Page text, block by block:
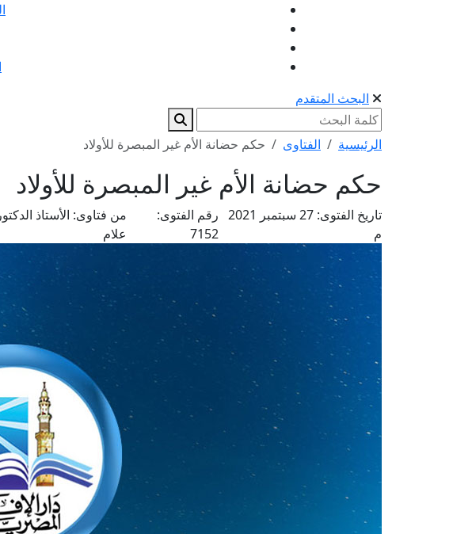
البحث المتقدم
الرئيسية الفتاوى حكم حضانة الأم غير المبصرة للأولاد
حكم حضانة الأم غير المبصرة للأولاد
تاريخ الفتوى:
27 سبتمبر 2021
م
رقم الفتوى:
7152
من فتاوى: الأستاذ
علام